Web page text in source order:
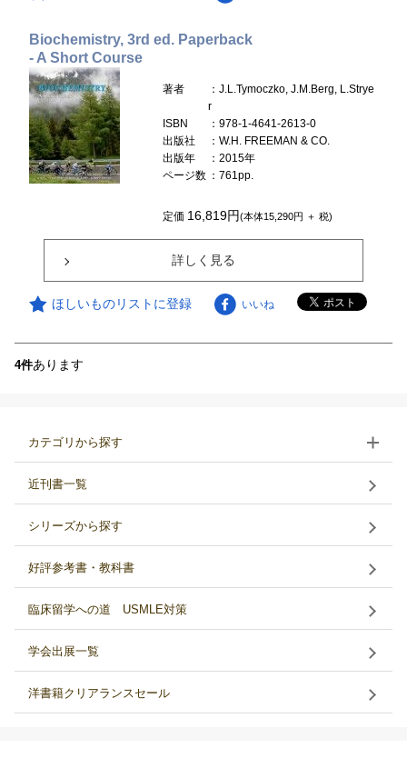
Biochemistry, 3rd ed. Paperback
- A Short Course
著者
：J.L.Tymoczko, J.M.Berg, L.Strye
r
ISBN
：978-1-4641-2613-0
出版社
：W.H. FREEMAN & CO.
出版年
：2015年
ページ数 ：761pp.
定価 16,819円(本体15,290円 ＋ 税)
詳しく見る
ほしいものリストに登録 いいね
4件あります
カテゴリから探す
近刊書一覧
シリーズから探す
好評参考書・教科書
臨床留学への道 USMLE対策
学会出展一覧
洋書籍クリアランスセール